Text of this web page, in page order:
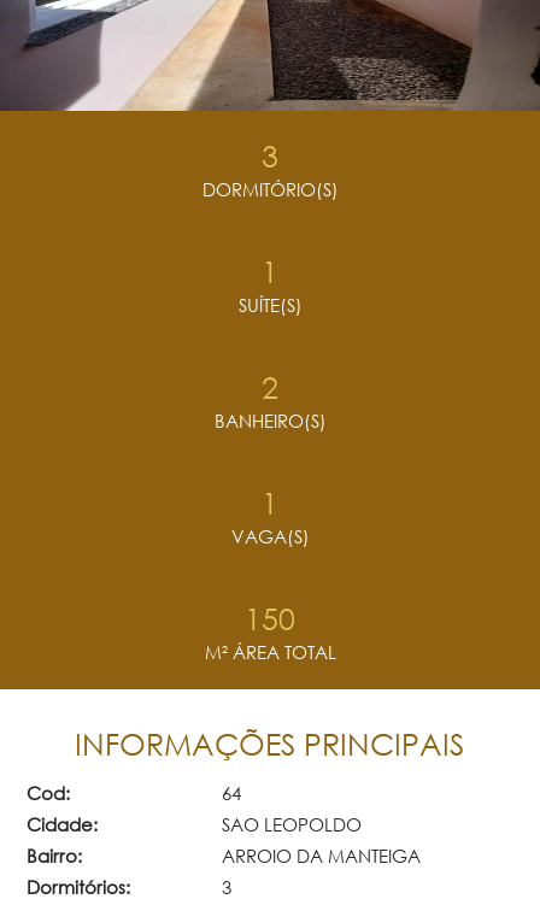
3
DORMITÓRIO(S)
1
SUÍTE(S)
2
BANHEIRO(S)
1
VAGA(S)
150
M² ÁREA TOTAL
INFORMAÇÕES PRINCIPAIS
Cod:
64
Cidade:
SAO LEOPOLDO
Bairro:
ARROIO DA MANTEIGA
Dormitórios:
3